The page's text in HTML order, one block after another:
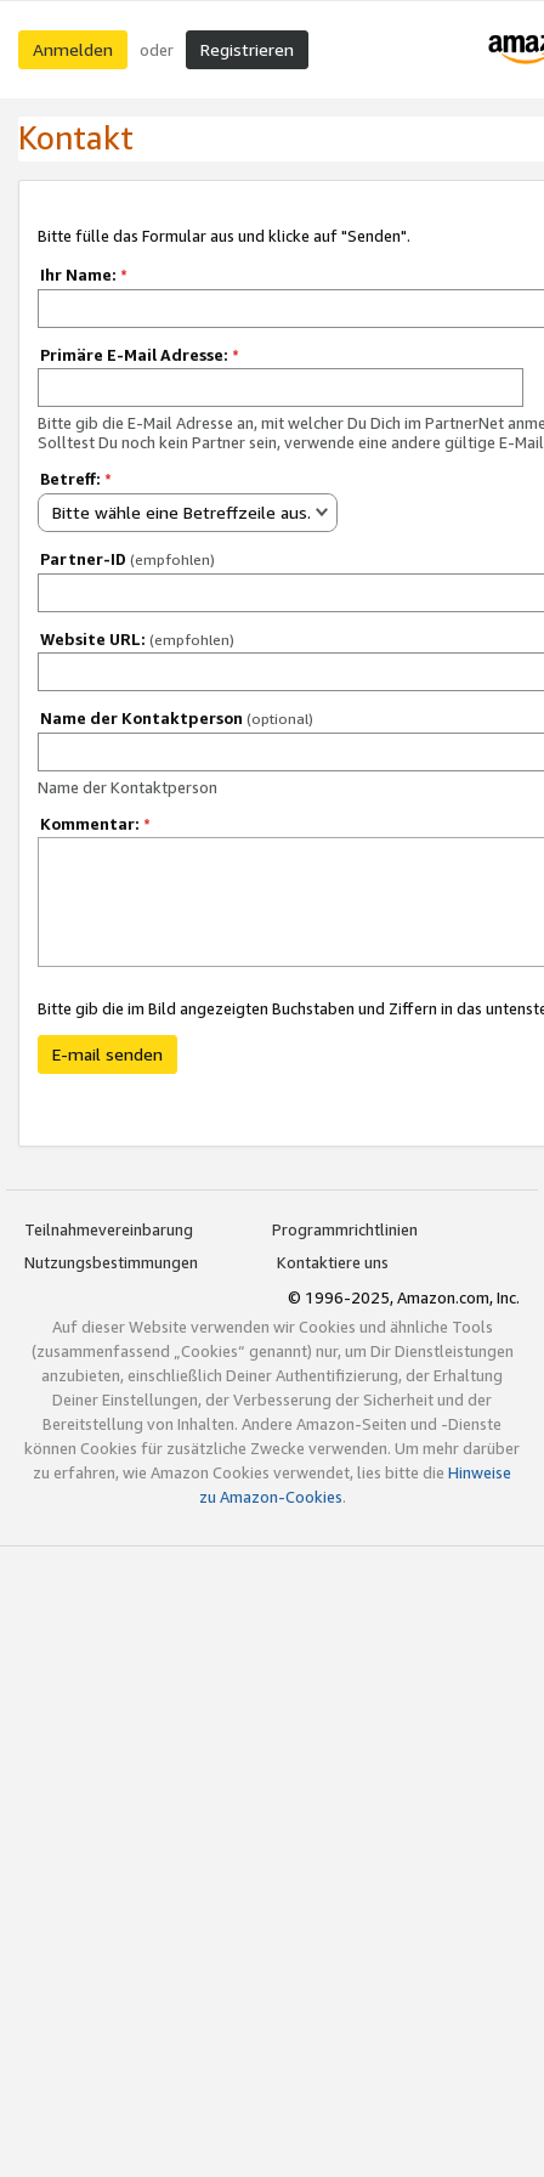
Anmelden oder Registrieren
Kontakt
Bitte fülle das Formular aus und klicke auf "Senden".
Ihr Name: *
Primäre E-Mail Adresse: *
Bitte gib die E-Mail Adresse an, mit welcher Du Dich im PartnerNet
Solltest Du noch kein Partner sein, verwende eine andere gültige E-
Betreff: *
Bitte wähle eine Betreffzeile aus.
Partner-ID (empfohlen)
Website URL: (empfohlen)
Name der Kontaktperson (optional)
Name der Kontaktperson
Kommentar: *
Bitte gib die im Bild angezeigten Buchstaben und Ziffern in das
E-mail senden
Teilnahmevereinbarung
Programmrichtlinien
Nutzungsbestimmungen
Kontaktiere uns
© 1996-2025, Amazon.com, Inc.
Auf dieser Website verwenden wir Cookies und ähnliche Tools
(zusammenfassend „Cookies“ genannt) nur, um Dir Dienstleistungen
anzubieten, einschließlich Deiner Authentifizierung, der Erhaltung
Deiner Einstellungen, der Verbesserung der Sicherheit und der
Bereitstellung von Inhalten. Andere Amazon-Seiten und -Dienste
können Cookies für zusätzliche Zwecke verwenden. Um mehr darüber
zu erfahren, wie Amazon Cookies verwendet, lies bitte die Hinweise
zu Amazon-Cookies.